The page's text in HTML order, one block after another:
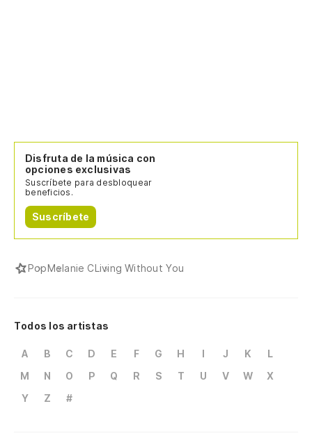
Disfruta de la música con
opciones exclusivas
Suscríbete para desbloquear
beneficios.
Suscríbete
PopMelanie CLiving Without You
Todos los artistas
A B C D E F G H I J K
L
M
N O P Q R S T U V W
X
Y
Z #